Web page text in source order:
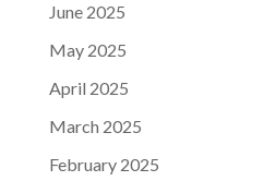
June 2025
May 2025
April 2025
March 2025
February 2025